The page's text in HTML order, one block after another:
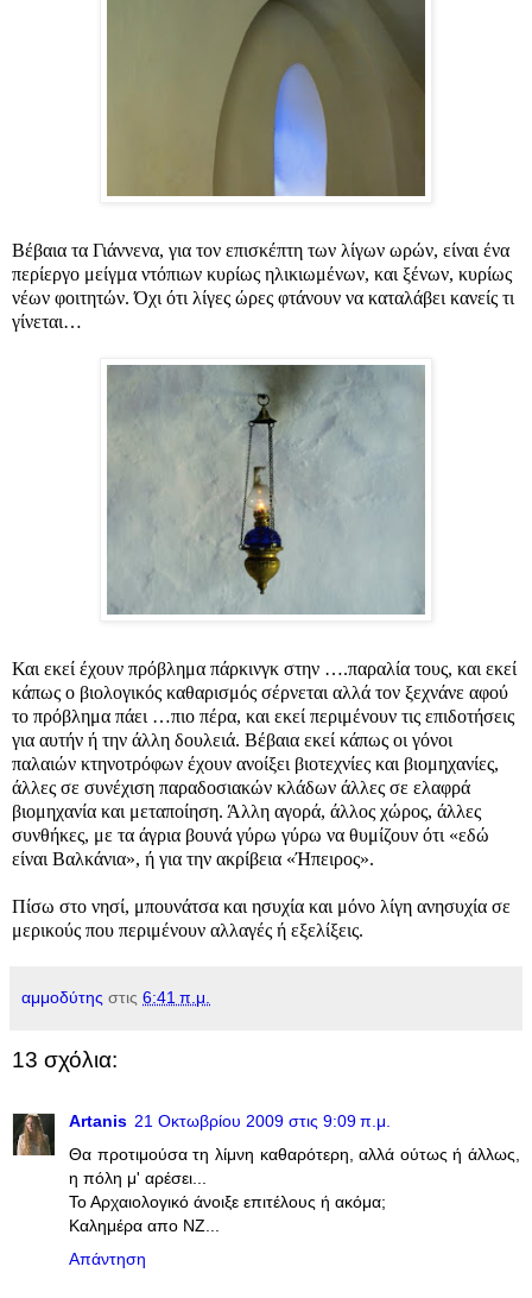
Βέβαια τα Γιάννενα, για τον επισκέπτη των λίγων ωρών, είναι ένα
περίεργο μείγμα ντόπιων κυρίως ηλικιωμένων, και ξένων, κυρίως
νέων φοιτητών. Όχι ότι λίγες ώρες φτάνουν να καταλάβει κανείς τι
γίνεται…
Και εκεί έχουν πρόβλημα πάρκινγκ στην ….παραλία τους, και εκεί
κάπως ο βιολογικός καθαρισμός σέρνεται αλλά τον ξεχνάνε αφού
το πρόβλημα πάει …πιο πέρα, και εκεί περιμένουν τις επιδοτήσεις
για αυτήν ή την άλλη δουλειά. Βέβαια εκεί κάπως οι γόνοι
παλαιών κτηνοτρόφων έχουν ανοίξει βιοτεχνίες και βιομηχανίες,
άλλες σε συνέχιση παραδοσιακών κλάδων άλλες σε ελαφρά
βιομηχανία και μεταποίηση. Άλλη αγορά, άλλος χώρος, άλλες
συνθήκες, με τα άγρια βουνά γύρω γύρω να θυμίζουν ότι «εδώ
είναι Βαλκάνια», ή για την ακρίβεια «Ήπειρος».
Πίσω στο νησί, μπουνάτσα και ησυχία και μόνο λίγη ανησυχία σε
μερικούς που περιμένουν αλλαγές ή εξελίξεις.
αμμοδύτης στις 6:41 π.μ.
13 σχόλια:
Artanis 21 Οκτωβρίου 2009 στις 9:09 π.μ.
Θα προτιμούσα τη λίμνη καθαρότερη, αλλά ούτως ή άλλως,
η πόλη μ' αρέσει...
Το Αρχαιολογικό άνοιξε επιτέλους ή ακόμα;
Καλημέρα απο ΝΖ...
Απάντηση